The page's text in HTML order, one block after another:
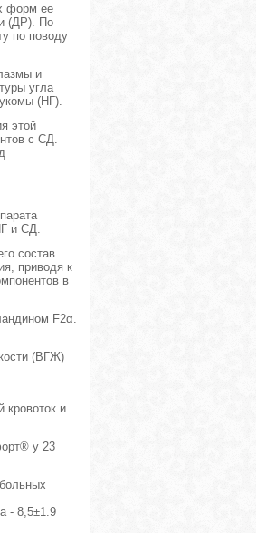
форм ее
(ДР). По
по поводу
и
угла
(НГ).
этой
с СД.
и СД.
состав
приводя к
в
F2α.
(ВГЖ)
кровоток и
у 23
- 8,5±1.9